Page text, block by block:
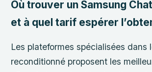
Où trouver un Samsung
et à quel tarif espérer
Les plateformes spécialisées dans
reconditionné proposent les